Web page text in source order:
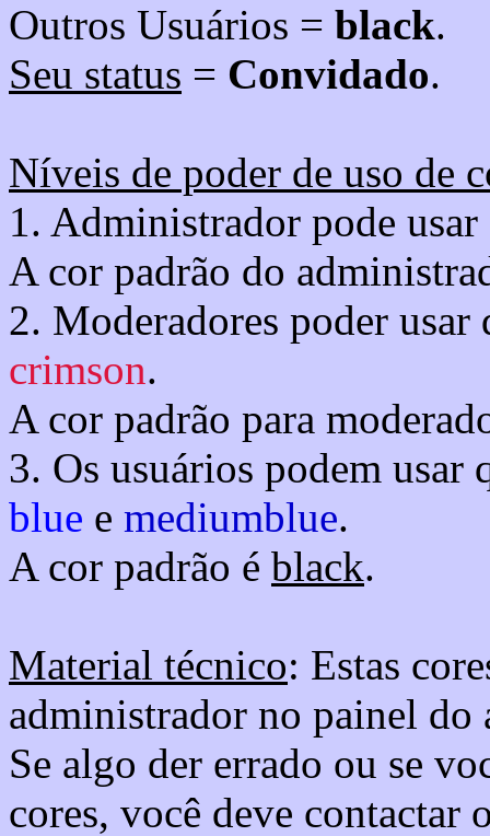
Outros Usuários = black.
Seu status = Convidado.
Níveis de poder de uso de
1. Administrador pode
A cor padrão do
2. Moderadores poder
crimson.
A cor padrão para
3. Os usuários podem
blue e mediumblue.
A cor padrão é black.
Material técnico: Estas
administrador no painel do
Se algo der errado ou se
cores, você deve contactar